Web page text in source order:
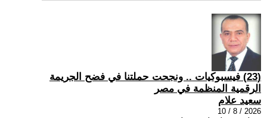
(23) فيسبوكيات .. ونجحت حملتنا في فضح الجريمة
الرقمية المنظمة في مصر
سعيد علام
2026 / 8 / 10